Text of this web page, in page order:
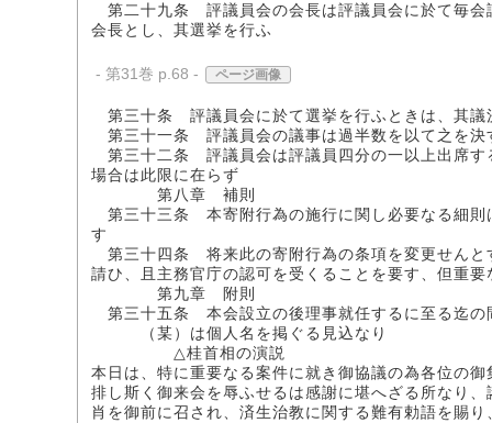
第二十九条 評議員会の会長は評議員会に於て毎会
会長とし、其選挙を行ふ
- 第31巻 p.68 - ページ画像
第三十条 評議員会に於て選挙を行ふときは、其議
第三十一条 評議員会の議事は過半数を以て之を決
第三十二条 評議員会は評議員四分の一以上出席す
場合は此限に在らず
第八章 補則
第三十三条 本寄附行為の施行に関し必要なる細則
す
第三十四条 将来此の寄附行為の条項を変更せんと
請ひ、且主務官庁の認可を受くることを要す、但重
第九章 附則
第三十五条 本会設立の後理事就任するに至る迄の
（某）は個人名を掲ぐる見込なり
△桂首相の演説
本日は、特に重要なる案件に就き御協議の為各位の
排し斯く御来会を辱ふせるは感謝に堪へざる所なり
肖を御前に召され、済生治教に関する難有勅語を賜